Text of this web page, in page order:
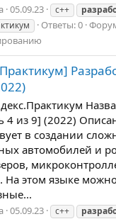
05.09.23 c++
Ответы: 0
4 из 9] (2022)
в создании
автомобилей и
На этом языке
05.09.23 c++